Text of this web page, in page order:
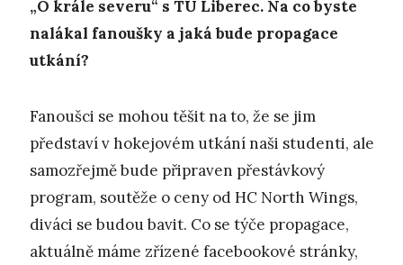
„O krále severu“ s TU Liberec. Na co byste
nalákal fanoušky a jaká bude propagace
utkání?
Fanoušci se mohou těšit na to, že se jim
představí v hokejovém utkání naši studenti, ale
samozřejmě bude připraven přestávkový
program, soutěže o ceny od HC North Wings,
diváci se budou bavit. Co se týče propagace,
aktuálně máme zřízené facebookové stránky,